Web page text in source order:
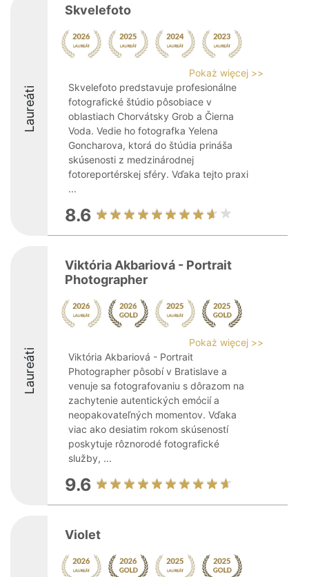
Laureáti
Skvelefoto
Pokaż więcej >>
Skvelefoto predstavuje profesionálne
fotografické štúdio pôsobiace v
oblastiach Chorvátsky Grob a Čierna
Voda. Vedie ho fotografka Yelena
Goncharova, ktorá do štúdia prináša
skúsenosti z medzinárodnej
fotoreportérskej sféry. Vďaka tejto praxi
...
8.6
Laureáti
Viktória Akbariová - Portrait
Photographer
Pokaż więcej >>
Viktória Akbariová - Portrait
Photographer pôsobí v Bratislave a
venuje sa fotografovaniu s dôrazom na
zachytenie autentických emócií a
neopakovateľných momentov. Vďaka
viac ako desiatim rokom skúseností
poskytuje rôznorodé fotografické
služby, ...
9.6
Violet